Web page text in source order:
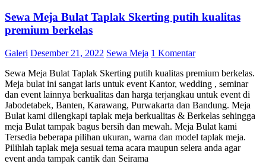
Sewa Meja Bulat Taplak Skerting putih kualitas
premium berkelas
Galeri Desember 21, 2022 Sewa Meja 1 Komentar
Sewa Meja Bulat Taplak Skerting putih kualitas premium berkelas.
Meja bulat ini sangat laris untuk event Kantor, wedding , seminar
dan event lainnya berkualitas dan harga terjangkau untuk event di
Jabodetabek, Banten, Karawang, Purwakarta dan Bandung. Meja
Bulat kami dilengkapi taplak meja berkualitas & Berkelas sehingga
meja Bulat tampak bagus bersih dan mewah. Meja Bulat kami
Tersedia beberapa pilihan ukuran, warna dan model taplak meja.
Pilihlah taplak meja sesuai tema acara maupun selera anda agar
event anda tampak cantik dan Seirama